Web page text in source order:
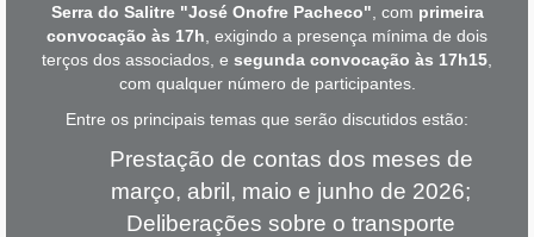
Serra do Salitre "José Onofre Pacheco" , com primeira
convocação às 17h , exigindo a presença mínima de dois
terços dos associados, e segunda convocação às 17h15
com qualquer número de participantes.
Entre os principais temas que serão discutidos estão:
Prestação de contas dos meses de
março, abril, maio e junho de 2026;
Deliberações sobre o transporte